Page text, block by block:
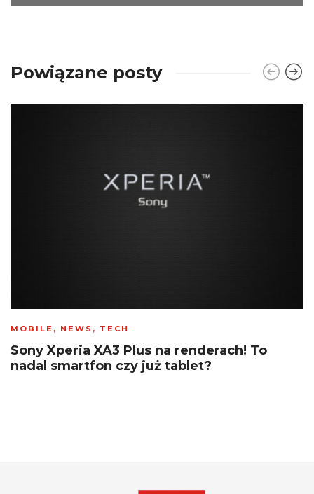
Powiązane posty
MOBILE , NEWS , TECH
Sony Xperia XA3 Plus na renderach! To
nadal smartfon czy już tablet?